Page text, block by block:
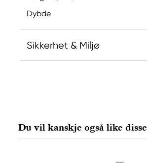
Dybde
Sikkerhet & Miljø
90546 Stein, Germany
info@Faber-Castell.de
Du vil kanskje også like disse